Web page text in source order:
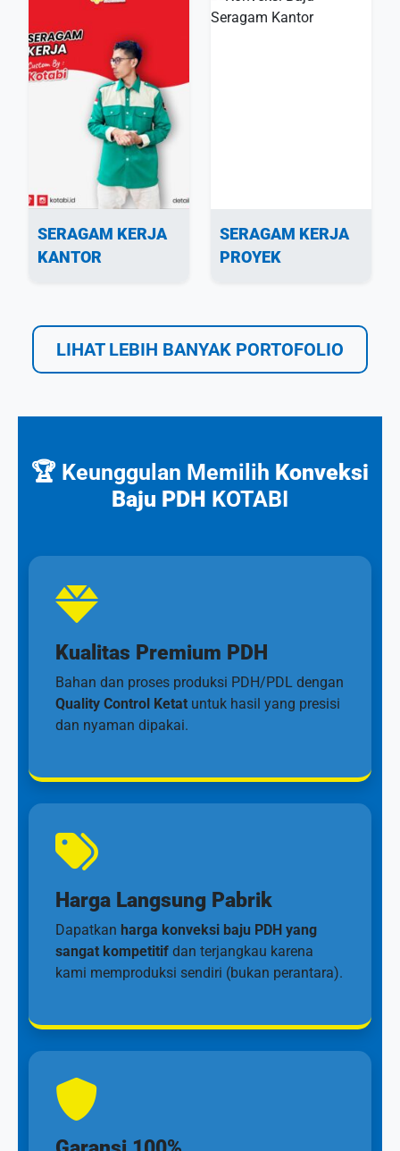
SERAGAM KERJA
KANTOR
SERAGAM KERJA
PROYEK
LIHAT LEBIH BANYAK PORTOFOLIO
🏆 Keunggulan Memilih Konveksi
Baju PDH KOTABI
Kualitas Premium PDH
Bahan dan proses produksi PDH/PDL dengan
Quality Control Ketat untuk hasil yang presisi
dan nyaman dipakai.
Harga Langsung Pabrik
Dapatkan harga konveksi baju PDH yang
sangat kompetitif dan terjangkau karena
kami memproduksi sendiri (bukan perantara).